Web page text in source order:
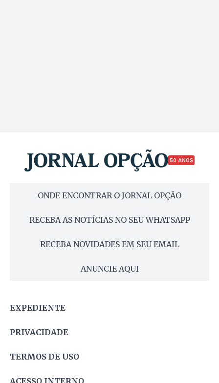
50 ANOS
ONDE ENCONTRAR O JORNAL OPÇÃO
RECEBA AS NOTÍCIAS NO SEU WHATSAPP
RECEBA NOVIDADES EM SEU EMAIL
ANUNCIE AQUI
EXPEDIENTE
PRIVACIDADE
TERMOS DE USO
ACESSO INTERNO